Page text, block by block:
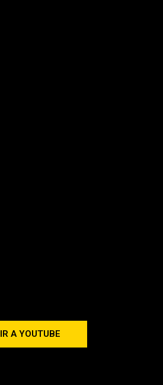
IR A YOUTUBE